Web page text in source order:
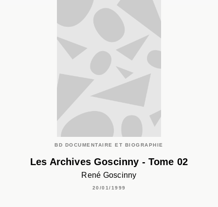
BD DOCUMENTAIRE ET BIOGRAPHIE
Les Archives Goscinny - Tome 02
René Goscinny
20/01/1999